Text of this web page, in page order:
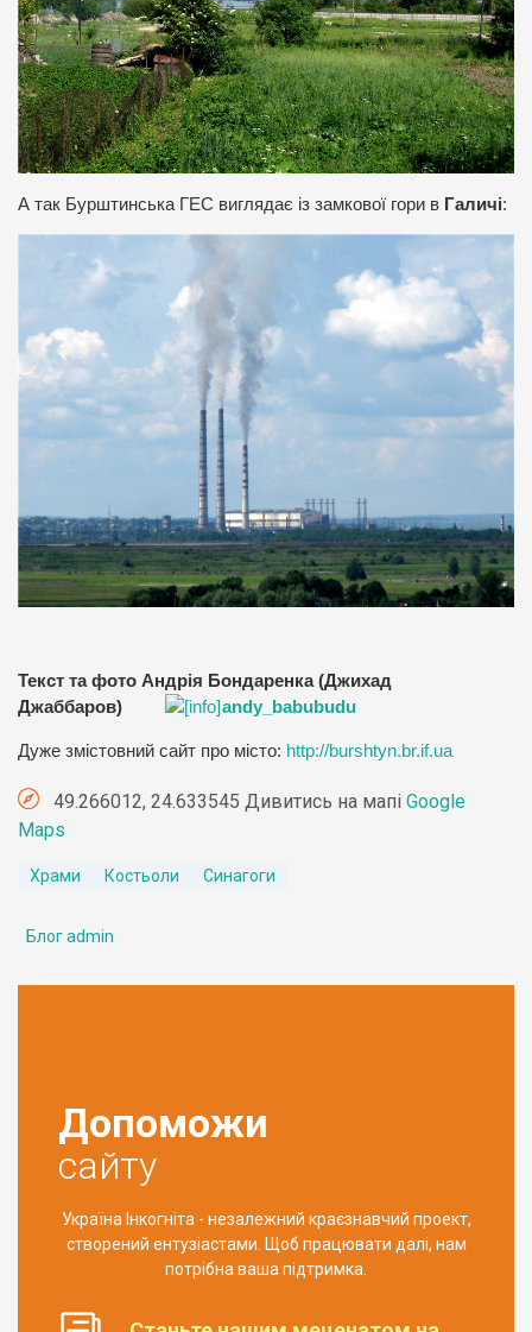
А так Бурштинська ГЕС виглядає із замкової гори в Галичі:
Текст та фото Андрія Бондаренка (Джихад
Джаббаров)
andy_babubudu
Дуже змістовний сайт про місто: http://burshtyn.br.if.ua
49.266012, 24.633545 Дивитись на мапі Google
Maps
Храми Костьоли Синагоги
Блог admin
Допоможи
сайту
Україна Інкогніта - незалежний краєзнавчий проект,
створений ентузіастами. Щоб працювати далі, нам
потрібна ваша підтримка.